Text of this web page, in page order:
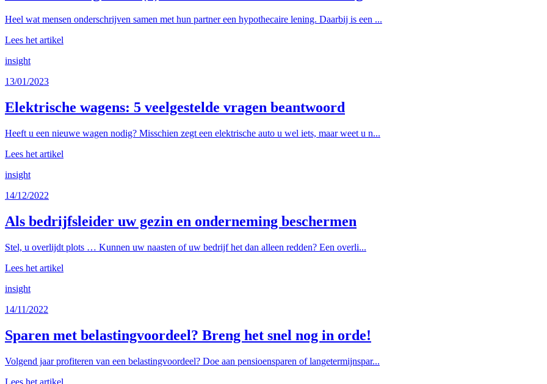
Heel wat mensen onderschrijven samen met hun partner een hypothecaire lening. Daarbij is een ...
Lees het artikel
insight
13/01/2023
Elektrische wagens: 5 veelgestelde vragen beantwoord
Heeft u een nieuwe wagen nodig? Misschien zegt een elektrische auto u wel iets, maar weet u n...
Lees het artikel
insight
14/12/2022
Als bedrijfsleider uw gezin en onderneming beschermen
Stel, u overlijdt plots … Kunnen uw naasten of uw bedrijf het dan alleen redden? Een overli...
Lees het artikel
insight
14/11/2022
Sparen met belastingvoordeel? Breng het snel nog in orde!
Volgend jaar profiteren van een belastingvoordeel? Doe aan pensioensparen of langetermijnspar...
Lees het artikel